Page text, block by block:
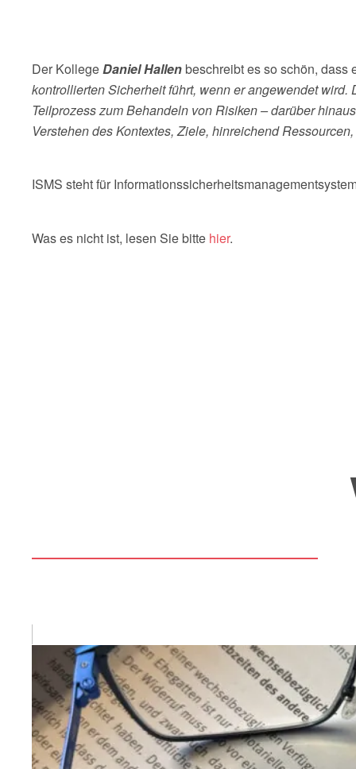
Der KollegeDaniel Hallenbeschreibt es so schön, dass
kontrollierten Sicherheit führt, wenn er angewendet
Teilprozess zum Behandeln von Risiken – darüber
Verstehen des Kontextes, Ziele, hinreichend
ISMS steht für
Was es nicht ist, lesen Sie bitte hier.